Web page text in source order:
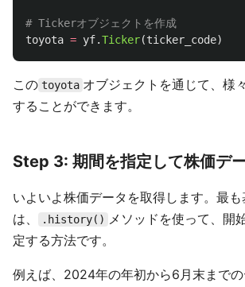
toyota = yf.Ticker(ticker_code)
この toyota オブジェクトを通じて、様
することができます。
Step 3: 期間を指定して株価デ
いよいよ株価データを取得します。最
は、
.history() メソッドを使って、開
定する方法です。
例えば、2024年の年初から6月末まで